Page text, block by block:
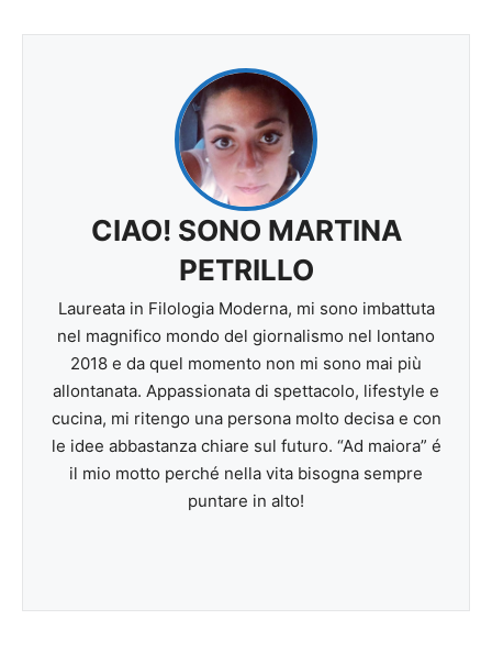
CIAO! SONO MARTINA
PETRILLO
Laureata in Filologia Moderna, mi sono imbattuta
nel magnifico mondo del giornalismo nel lontano
2018 e da quel momento non mi sono mai più
allontanata. Appassionata di spettacolo, lifestyle e
cucina, mi ritengo una persona molto decisa e con
le idee abbastanza chiare sul futuro. “Ad maiora” é
il mio motto perché nella vita bisogna sempre
puntare in alto!